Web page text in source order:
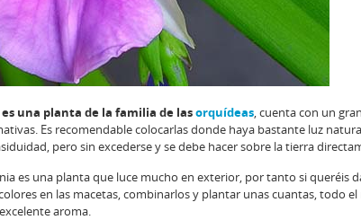
es una planta de la familia de lasorquídeas, cuenta con un gran
Es recomendable colocarlas donde haya bastante luz
pero sin excederse y se debe hacer sobre la tierra
es una planta que luce mucho en exterior, por tanto si queréis
en las macetas, combinarlos y plantar unas cuantas, todo
aroma.